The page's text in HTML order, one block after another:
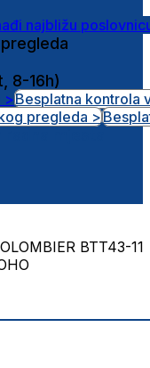
najbližu
8-16h)
>Besplatna kontrola
pregleda >
BTT43-11